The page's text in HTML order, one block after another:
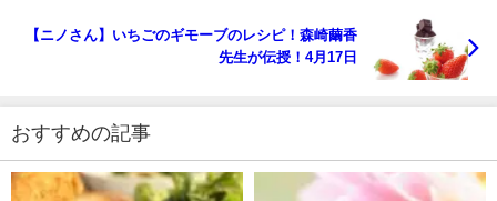
【ニノさん】いちごのギモーブのレシピ！森崎繭香
先生が伝授！4月17日
おすすめの記事